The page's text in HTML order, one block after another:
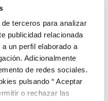
terceros para analizar
publicidad relacionada
un perfil elaborado a
Adicionalmente
de redes sociales.
pulsando “ Aceptar
o rechazar las
nuevo Gerente